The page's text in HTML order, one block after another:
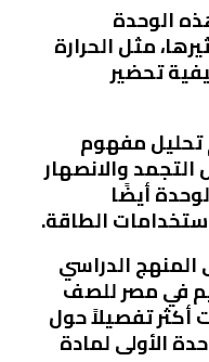
الوحدة
مثل الحرارة
تحضير
تحليل مفهوم
التجمد والانصهار
أيضًا
الطاقة.
المنهج الدراسي
في مصر للصف
أكثر تفصيلاً حول
الأولى لمادة